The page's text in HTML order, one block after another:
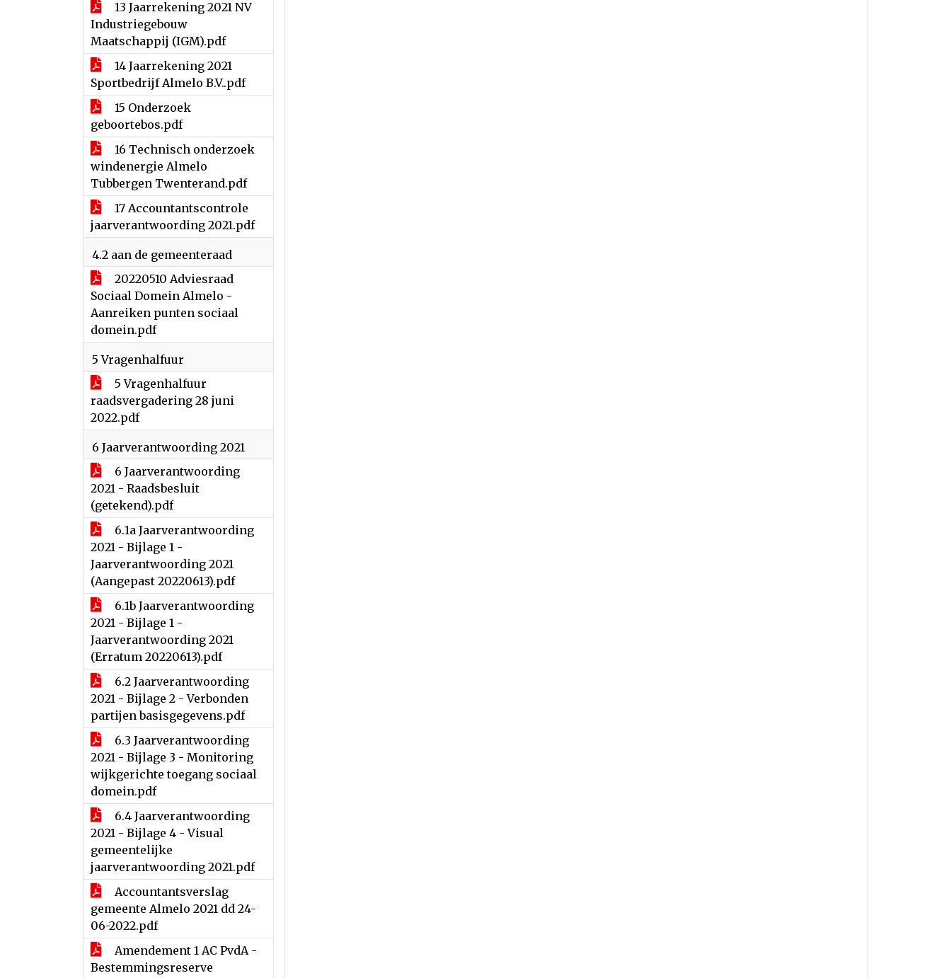
13 Jaarrekening 2021 NV
Industriegebouw
Maatschappij (IGM).pdf
14 Jaarrekening 2021
Sportbedrijf Almelo B.V..pdf
15 Onderzoek
geboortebos.pdf
16 Technisch onderzoek
windenergie Almelo
Tubbergen Twenterand.pdf
17 Accountantscontrole
jaarverantwoording 2021.pdf
4.2 aan de gemeenteraad
20220510 Adviesraad
Sociaal Domein Almelo -
Aanreiken punten sociaal
domein.pdf
5 Vragenhalfuur
5 Vragenhalfuur
raadsvergadering 28 juni
2022.pdf
6 Jaarverantwoording 2021
6 Jaarverantwoording
2021 - Raadsbesluit
(getekend).pdf
6.1a Jaarverantwoording
2021 - Bijlage 1 -
Jaarverantwoording 2021
(Aangepast 20220613).pdf
6.1b Jaarverantwoording
2021 - Bijlage 1 -
Jaarverantwoording 2021
(Erratum 20220613).pdf
6.2 Jaarverantwoording
2021 - Bijlage 2 - Verbonden
partijen basisgegevens.pdf
6.3 Jaarverantwoording
2021 - Bijlage 3 - Monitoring
wijkgerichte toegang sociaal
domein.pdf
6.4 Jaarverantwoording
2021 - Bijlage 4 - Visual
gemeentelijke
jaarverantwoording 2021.pdf
Accountantsverslag
gemeente Almelo 2021 dd 24-
06-2022.pdf
Amendement 1 AC PvdA -
Bestemmingsreserve